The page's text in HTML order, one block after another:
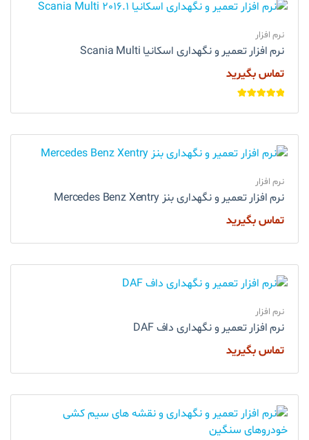
نرم افزار
نرم افزار تعمیر و نگهداری اسکانیا Scania Multi
تماس بگیرید
5
نرم افزار
نرم افزار تعمیر و نگهداری بنز Mercedes Benz Xentry
تماس بگیرید
نرم افزار
نرم افزار تعمیر و نگهداری داف DAF
تماس بگیرید